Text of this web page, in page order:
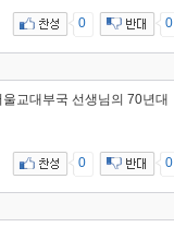
0 0
교대부국 선생님의 70년대
0 0